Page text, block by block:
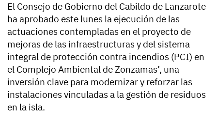
El Consejo de Gobierno del Cabildo de Lanzarote
ha aprobado este lunes la ejecución de las
actuaciones contempladas en el proyecto de
mejoras de las infraestructuras y del sistema
integral de protección contra incendios (PCI) en
el Complejo Ambiental de Zonzamas’, una
inversión clave para modernizar y reforzar las
instalaciones vinculadas a la gestión de residuos
en la isla.